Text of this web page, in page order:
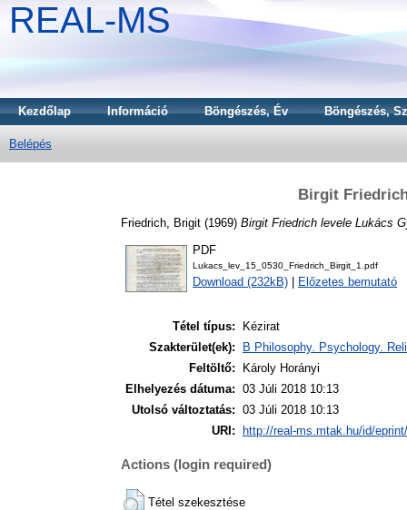
REAL-MS
Kezdőlap Információ Böngészés, Év Böngészés,
Belépés
Birgit
Friedrich, Brigit (1969) Birgit Friedrich levele Lukács
PDF
Lukacs_lev_15_0530_Friedrich_Birgit_1.pdf
Download (232kB) Előzetes bemutató
Tétel típus:
Kézirat
Szakterület(ek):
B Philosophy. Psychology.
Feltöltő:
Károly Horányi
Elhelyezés dátuma: 03 Júli 2018 10:13
Utolsó változtatás: 03 Júli 2018 10:13
URI:
http://real-ms.mtak.hu/id/
Actions (login required)
Tétel szekesztése